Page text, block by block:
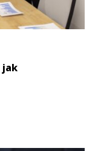
jak